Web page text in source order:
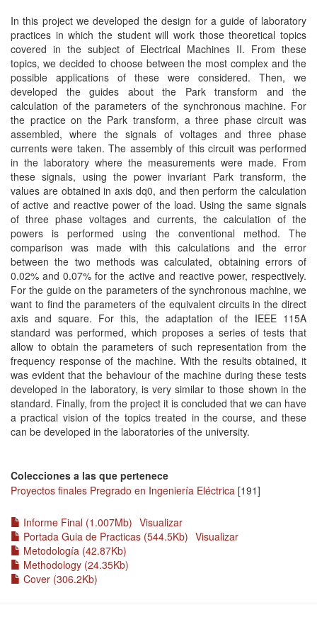
In this project we developed the design for a guide of laboratory
practices in which the student will work those theoretical topics
covered in the subject of Electrical Machines II. From these
topics, we decided to choose between the most complex and the
possible applications of these were considered. Then, we
developed the guides about the Park transform and the
calculation of the parameters of the synchronous machine. For
the practice on the Park transform, a three phase circuit was
assembled, where the signals of voltages and three phase
currents were taken. The assembly of this circuit was performed
in the laboratory where the measurements were made. From
these signals, using the power invariant Park transform, the
values are obtained in axis dq0, and then perform the calculation
of active and reactive power of the load. Using the same signals
of three phase voltages and currents, the calculation of the
powers is performed using the conventional method. The
comparison was made with this calculations and the error
between the two methods was calculated, obtaining errors of
0.02% and 0.07% for the active and reactive power, respectively.
For the guide on the parameters of the synchronous machine, we
want to find the parameters of the equivalent circuits in the direct
axis and square. For this, the adaptation of the IEEE 115A
standard was performed, which proposes a series of tests that
allow to obtain the parameters of such representation from the
frequency response of the machine. With the results obtained, it
was evident that the behaviour of the machine during these tests
developed in the laboratory, is very similar to those shown in the
standard. Finally, from the project it is concluded that we can have
a practical vision of the topics treated in the course, and these
can be developed in the laboratories of the university.
Colecciones a las que pertenece
Proyectos finales Pregrado en Ingeniería Eléctrica [191]
Informe Final (1.007Mb) Visualizar
Portada Guia de Practicas (544.5Kb) Visualizar
Metodología (42.87Kb)
Methodology (24.35Kb)
Cover (306.2Kb)